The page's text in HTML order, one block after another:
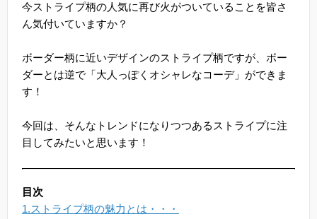
今ストライプ柄の人気に再び火がついていることを皆さ
ん気付いていますか？
ボーダー柄に近いデザインのストライプ柄ですが、ボー
ダーとは逆で「大人っぽくオシャレなコーデ」ができま
す！
今回は、そんなトレンドになりつつあるストライプに注
目してみたいと思います！
目次
1.ストライプ柄の魅力とは・・・